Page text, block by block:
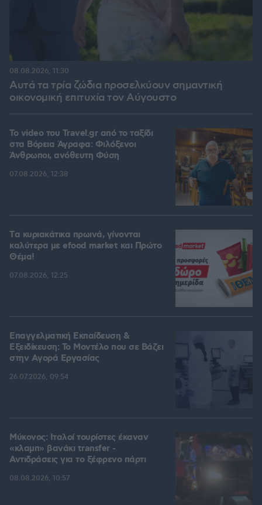
Αυτά τα τρία ζώδια προσελκύουν σημαντική
οικονομική επιτυχία τον Αύγουστο
08.08.2026, 11:30
To video του Travel.gr από το ταξίδι
στα Βόρεια Άγραφα: Φιλόξενοι
Άνθρωποι, ανόθευτη Φύση
07.08.2026, 12:38
Tα κυριακάτικα πρωινά, γίνονται
καλύτερα με efood market και Πρώτο
Θέμα!
07.08.2026, 12:25
Επαγγελματική Εκπαίδευση &
Εξειδίκευση: Το Mοντέλο που σε Bάζει
στην Aγορά Eργασίας
26.07.2026, 09:54
Μύκονος: Ιταλοί τουρίστες έκαναν
«κλαμπ» βανάκι transfer -
Αντιδράσεις για το ξέφρενο πάρτι
08.08.2026, 10:57